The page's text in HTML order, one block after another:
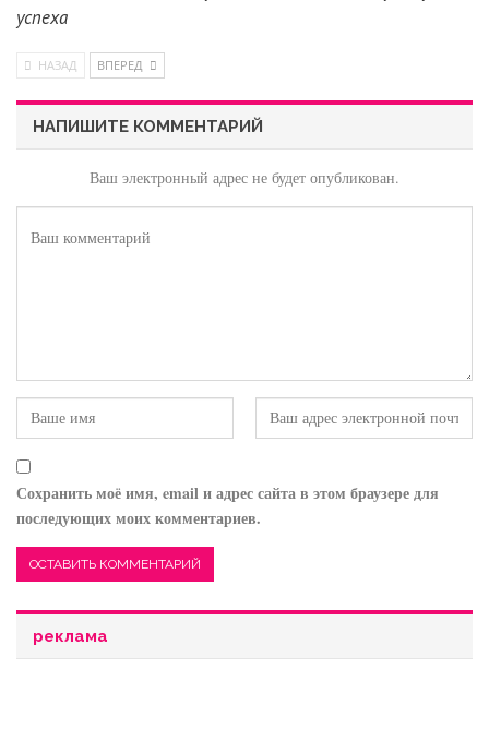
успеха
НАЗАД ВПЕРЕД
НАПИШИТЕ КОММЕНТАРИЙ
Ваш электронный адрес не будет опубликован.
Сохранить моё имя, email и адрес сайта в этом браузере для
последующих моих комментариев.
реклама